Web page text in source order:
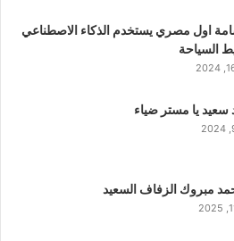
اول مصري يستخدم الذكاء الاصطناعي
السياحة
سعيد يا مستر ضياء
مبروك الزفاف السعيد